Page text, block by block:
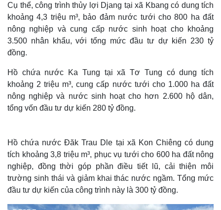
Cụ thể, công trình thủy lợi Djang tại xã Kbang có dung tích
khoảng 4,3 triệu m³, bảo đảm nước tưới cho 800 ha đất
nông nghiệp và cung cấp nước sinh hoạt cho khoảng
3.500 nhân khẩu, với tổng mức đầu tư dự kiến 230 tỷ
đồng.
Hồ chứa nước Ka Tung tại xã Tơ Tung có dung tích
khoảng 2 triệu m³, cung cấp nước tưới cho 1.000 ha đất
nông nghiệp và nước sinh hoạt cho hơn 2.600 hộ dân,
tổng vốn đầu tư dự kiến 280 tỷ đồng.
Hồ chứa nước Đăk Trau Dle tại xã Kon Chiêng có dung
tích khoảng 3,8 triệu m³, phục vụ tưới cho 600 ha đất nông
nghiệp, đồng thời góp phần điều tiết lũ, cải thiện môi
trường sinh thái và giảm khai thác nước ngầm. Tổng mức
đầu tư dự kiến của công trình này là 300 tỷ đồng.